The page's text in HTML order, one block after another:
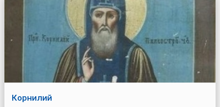
Корнилий